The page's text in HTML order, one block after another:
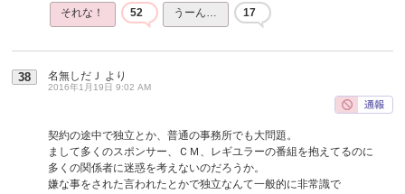
それな！ 52 うーん… 17
38 名無しだＪ より
2016年1月19日 9:02 AM
契約の途中で独立とか、普通の事務所でも大問題。
まして多くのスポンサー、ＣＭ、レギユラーの番組を抱えてるのに
多くの関係者に迷惑を考えないのだろうか。
嫌な事をされた言われたとかで独立なんて一般的に非常識で